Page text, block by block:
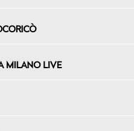
MILANO LIVE